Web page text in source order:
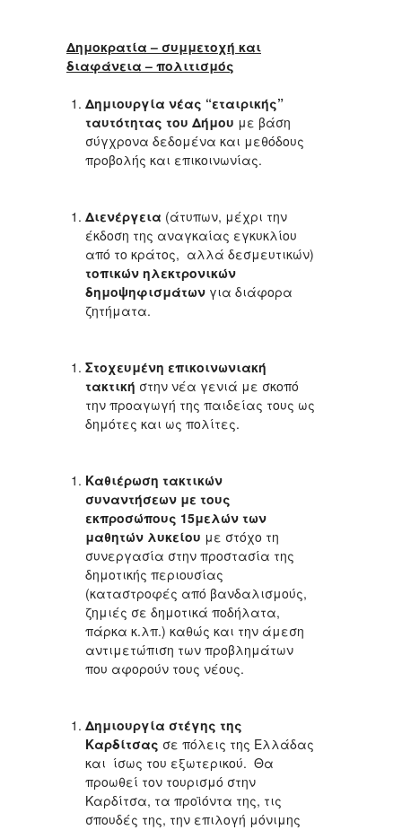
Δημοκρατία – συμμετοχή και
διαφάνεια – πολιτισμός
Δημιουργία νέας “εταιρικής”
ταυτότητας του Δήμου με βάση
σύγχρονα δεδομένα και μεθόδους
προβολής και επικοινωνίας.
Διενέργεια (άτυπων, μέχρι την
έκδοση της αναγκαίας εγκυκλίου
από το κράτος, αλλά δεσμευτικών)
τοπικών ηλεκτρονικών
δημοψηφισμάτων για διάφορα
ζητήματα.
Στοχευμένη επικοινωνιακή
τακτική στην νέα γενιά με σκοπό
την προαγωγή της παιδείας τους ως
δημότες και ως πολίτες.
Καθιέρωση τακτικών
συναντήσεων με τους
εκπροσώπους 15μελών των
μαθητών λυκείου με στόχο τη
συνεργασία στην προστασία της
δημοτικής περιουσίας
(καταστροφές από βανδαλισμούς,
ζημιές σε δημοτικά ποδήλατα,
πάρκα κ.λπ.) καθώς και την άμεση
αντιμετώπιση των προβλημάτων
που αφορούν τους νέους.
Δημιουργία στέγης της
Καρδίτσας σε πόλεις της Ελλάδας
και ίσως του εξωτερικού. Θα
προωθεί τον τουρισμό στην
Καρδίτσα, τα προϊόντα της, τις
σπουδές της, την επιλογή μόνιμης